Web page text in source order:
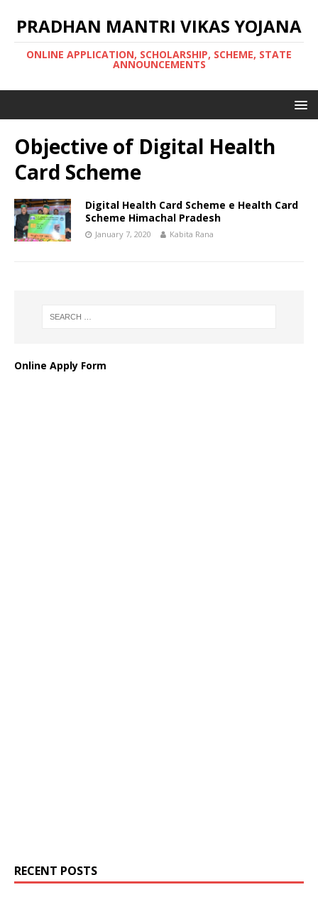
PRADHAN MANTRI VIKAS YOJANA
ONLINE APPLICATION, SCHOLARSHIP, SCHEME, STATE
ANNOUNCEMENTS
Objective of Digital Health
Card Scheme
Digital Health Card Scheme e Health Card
Scheme Himachal Pradesh
January 7, 2020 Kabita Rana
Online Apply Form
RECENT POSTS